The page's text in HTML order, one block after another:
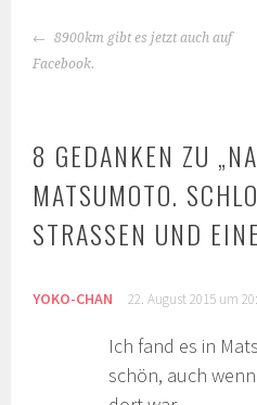
BEITRAGS-
NAVIGATION
8900km gibt es jetzt auch auf
Facebook.
8 GEDANKEN ZU „
MATSUMOTO.
STRASSEN UND
YOKO-CHAN 22. August 2015 um
Ich fand es in
schön, auch